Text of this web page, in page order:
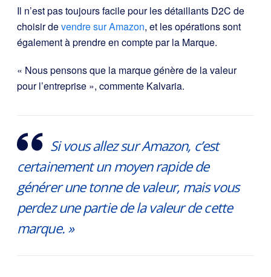
Il n’est pas toujours facile pour les détaillants D2C de
choisir devendre sur Amazon, et les opérations sont
également à prendre en compte par la Marque.
« Nous pensons que la marque génère de la valeur
pour l’entreprise », commente Kalvaria.
Si vous allez sur Amazon, c’est
certainement un moyen rapide de
générer une tonne de valeur, mais vous
perdez une partie de la valeur de cette
marque. »